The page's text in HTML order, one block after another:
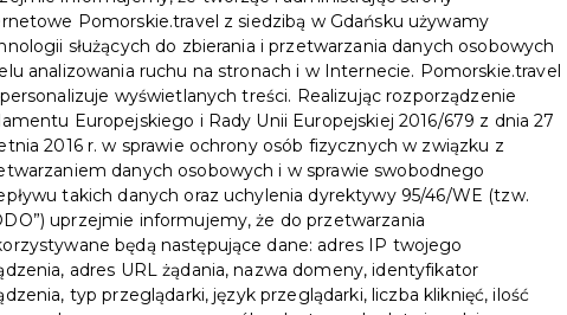
Pomorskie.travel z siedzibą w Gdańsku używamy
służących do zbierania i przetwarzania danych osobowych
analizowania ruchu na stronach i w Internecie. Pomorskie.travel
wyświetlanych treści. Realizując rozporządzenie
Europejskiego i Rady Unii Europejskiej 2016/679 z dnia 27
2016 r. w sprawie ochrony osób fizycznych w związku z
danych osobowych i w sprawie swobodnego
takich danych oraz uchylenia dyrektywy 95/46/WE (tzw.
uprzejmie informujemy, że do przetwarzania
będą następujące dane: adres IP twojego
adres URL żądania, nazwa domeny, identyfikator
typ przeglądarki, język przeglądarki, liczba kliknięć, ilość